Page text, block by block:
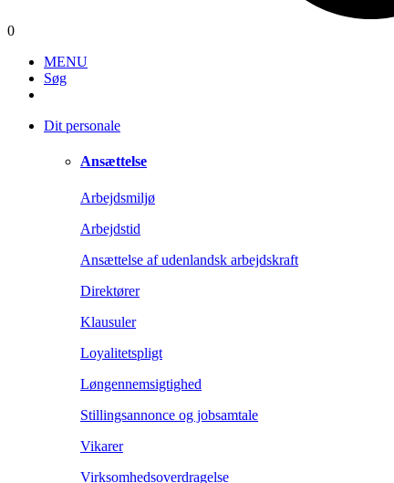
0
MENU
Søg
Dit personale
Ansættelse
Arbejdsmiljø
Arbejdstid
Ansættelse af udenlandsk arbejdskraft
Direktører
Klausuler
Loyalitetspligt
Løngennemsigtighed
Stillingsannonce og jobsamtale
Vikarer
Virksomhedsoverdragelse